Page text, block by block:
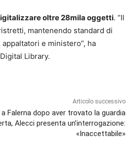
oltre 28mila oggetti. “Il
mantenendo standard di
e ministero”, ha
Library.
Articolo successivo
Falerna dopo aver trovato la guardia
Alecci presenta un’interrogazione:
«Inaccettabile»